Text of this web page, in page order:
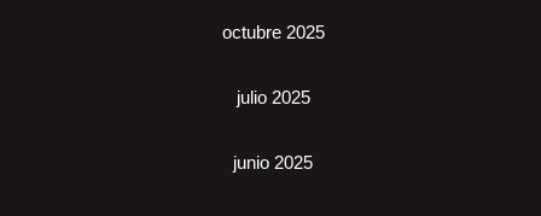
octubre 2025
julio 2025
junio 2025